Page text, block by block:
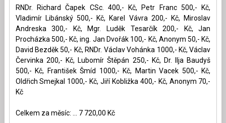
RNDr. Richard Čapek CSc. 400,- Kč, Petr Franc 500,- Kč,
Vladimír Libánský 500,- Kč, Karel Vávra 200,- Kč, Miroslav
Andreska 300,- Kč, Mgr. Luděk Tesarčík 200,- Kč, Jan
Procházka 500,- Kč, ing. Jan Dvořák 100,- Kč, Anonym 50,- Kč,
David Bezděk 50,- Kč, RNDr. Václav Vohánka 1000,- Kč, Václav
Červinka 200,- Kč, Lubomír Štěpán 250,- Kč, Dr. Ilja Baudyš
500,- Kč, František Šmíd 1000,- Kč, Martin Vacek 500,- Kč,
Oldřich Smejkal 1000,- Kč, Jiří Kobližka 400,- Kč, Anonym 70,-
Kč
Celkem za měsíc: ... 7 720,00 Kč